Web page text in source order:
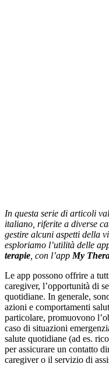
In questa serie di articoli
italiano, riferite a diverse
gestire alcuni aspetti della
esploriamo l’utilità delle
terapie , con l’app My
Le app possono offrire a
caregiver, l’opportunità di
quotidiane. In generale,
azioni e comportamenti
particolare, promuovono
caso di situazioni
salute quotidiane (ad es.
per assicurare un contatto
caregiver o il servizio di